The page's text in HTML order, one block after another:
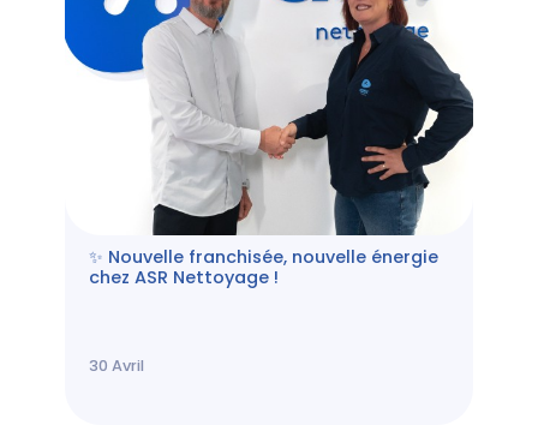
✨ Nouvelle franchisée, nouvelle énergie
chez ASR Nettoyage !
30 Avril